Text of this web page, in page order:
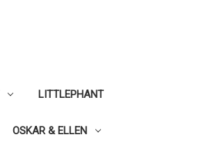
LITTLEPHANT
OSKAR & ELLEN